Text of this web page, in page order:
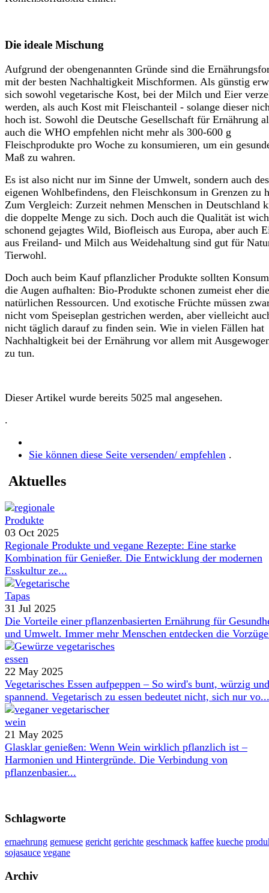
Die ideale Mischung
Aufgrund der obengenannten Gründe sind die
mit der besten Nachhaltigkeit Mischformen. Als günstig
sich sowohl vegetarische Kost, bei der Milch und Eier
werden, als auch Kost mit Fleischanteil - solange dieser
hoch ist. Sowohl die Deutsche Gesellschaft für Ernährung
auch die WHO empfehlen nicht mehr als 300-600 g
Fleischprodukte pro Woche zu konsumieren, um ein
Maß zu wahren.
Es ist also nicht nur im Sinne der Umwelt, sondern auch des
eigenen Wohlbefindens, den Fleischkonsum in Grenzen zu
Zum Vergleich: Zurzeit nehmen Menschen in Deutschland
die doppelte Menge zu sich. Doch auch die Qualität ist
schonend gejagtes Wild, Biofleisch aus Europa, aber auch
aus Freiland- und Milch aus Weidehaltung sind gut für
Tierwohl.
Doch auch beim Kauf pflanzlicher Produkte sollten
die Augen aufhalten: Bio-Produkte schonen zumeist eher die
natürlichen Ressourcen. Und exotische Früchte müssen
nicht vom Speiseplan gestrichen werden, aber vielleicht
nicht täglich darauf zu finden sein. Wie in vielen Fällen hat
Nachhaltigkeit bei der Ernährung vor allem mit
zu tun.
Dieser Artikel wurde bereits 5025 mal angesehen.
.
Sie können diese Seite versenden/ empfehlen .
Aktuelles
03 Oct 2025
Regionale Produkte und vegane Rezepte: Eine starke
Kombination für Genießer. Die Entwicklung der modernen
Esskultur ze...
31 Jul 2025
Die Vorteile einer pflanzenbasierten Ernährung für
und Umwelt. Immer mehr Menschen entdecken die
22 May 2025
Vegetarisches Essen aufpeppen – So wird's bunt, würzig und
spannend. Vegetarisch zu essen bedeutet nicht, sich nur vo...
21 May 2025
Glasklar genießen: Wenn Wein wirklich pflanzlich ist –
Harmonien und Hintergründe. Die Verbindung von
pflanzenbasier...
Schlagworte
ernaehrung gemuese gericht gerichte geschmack kaffee kueche
sojasauce vegane
Archiv